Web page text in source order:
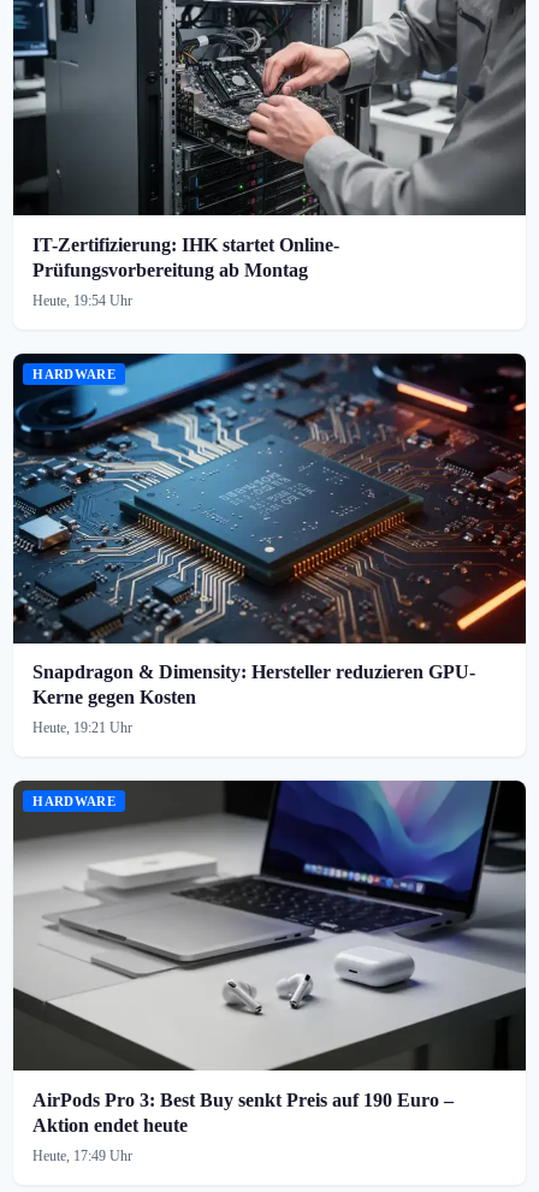
IT-Zertifizierung: IHK startet Online-
Prüfungsvorbereitung ab Montag
Heute, 19:54 Uhr
HARDWARE
Snapdragon & Dimensity: Hersteller reduzieren GPU-
Kerne gegen Kosten
Heute, 19:21 Uhr
HARDWARE
AirPods Pro 3: Best Buy senkt Preis auf 190 Euro –
Aktion endet heute
Heute, 17:49 Uhr